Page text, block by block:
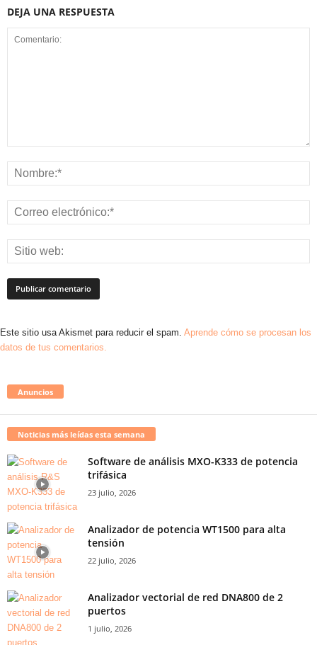
DEJA UNA RESPUESTA
Este sitio usa Akismet para reducir el spam. Aprende cómo se procesan los
datos de tus comentarios.
Anuncios
Noticias más leídas esta semana
Software de análisis MXO-K333 de potencia
trifásica
23 julio, 2026
Analizador de potencia WT1500 para alta
tensión
22 julio, 2026
Analizador vectorial de red DNA800 de 2
puertos
1 julio, 2026